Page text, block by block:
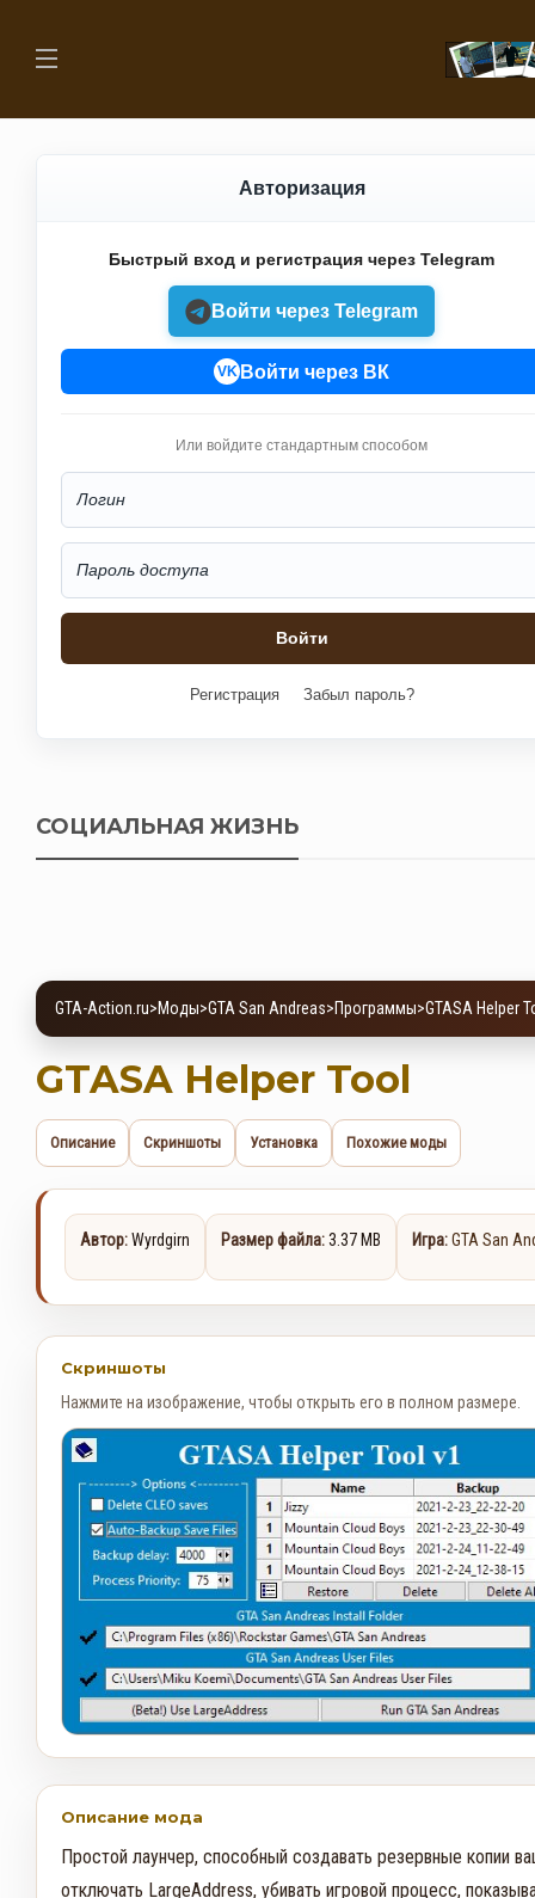
Авторизация
Быстрый вход и регистрация через Telegram
Войти через Telegram
VK Войти через ВК
Или войдите стандартным способом
Регистрация Забыл пароль?
СОЦИАЛЬНАЯ ЖИЗНЬ
GTA-Action.ru>Моды>GTA San Andreas>Программы>GTASA Helper
GTASA Helper Tool
Описание Скриншоты Установка Похожие моды
Автор:Wyrdgirn Размер файла:3.37 MB Игра:GTA San
Скриншоты
Нажмите на изображение, чтобы открыть его в полном размере.
Описание мода
Простой лаунчер, способный создавать резервные копии
отключать LargeAddress, убивать игровой процесс,